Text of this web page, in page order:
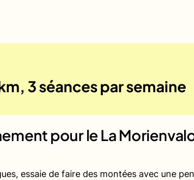
3 séances par semaine
pour le La
essaie de faire des montées avec une